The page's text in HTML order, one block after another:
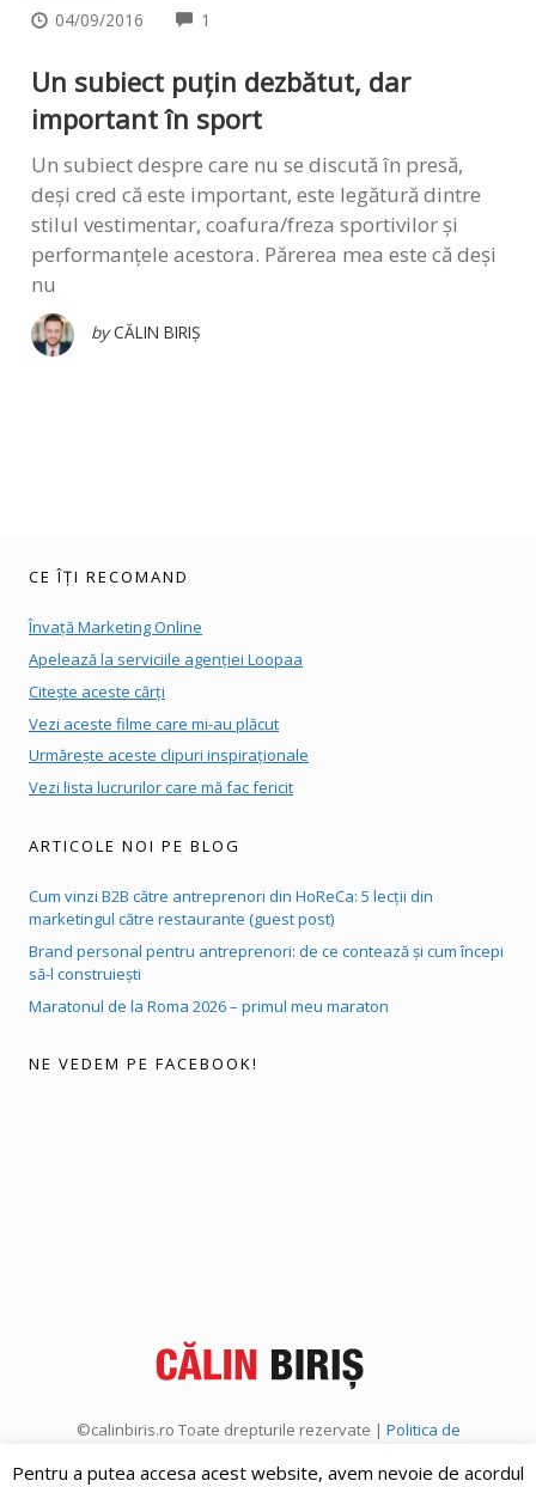
04/09/2016 1
Un subiect puțin dezbătut, dar
important în sport
Un subiect despre care nu se discută în presă,
deși cred că este important, este legătură dintre
stilul vestimentar, coafura/freza sportivilor și
performanțele acestora. Părerea mea este că deși
nu
by CĂLIN BIRIȘ
CE ÎȚI RECOMAND
Învață Marketing Online
Apelează la serviciile agenției Loopaa
Citește aceste cărți
Vezi aceste filme care mi-au plăcut
Urmărește aceste clipuri inspiraționale
Vezi lista lucrurilor care mă fac fericit
ARTICOLE NOI PE BLOG
Cum vinzi B2B către antreprenori din HoReCa: 5 lecții din
marketingul către restaurante (guest post)
Brand personal pentru antreprenori: de ce contează și cum începi
să-l construiești
Maratonul de la Roma 2026 – primul meu maraton
NE VEDEM PE FACEBOOK!
©calinbiris.ro Toate drepturile rezervate | Politica de
Pentru a putea accesa acest website, avem nevoie de acordul